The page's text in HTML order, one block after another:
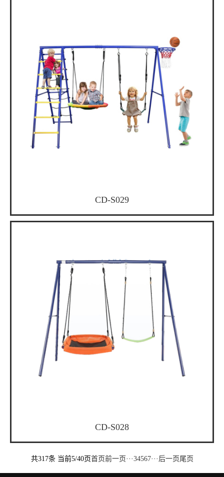
CD-S029
CD-S028
共317条 当前5/40页首页前一页···34567··· 后一页尾页